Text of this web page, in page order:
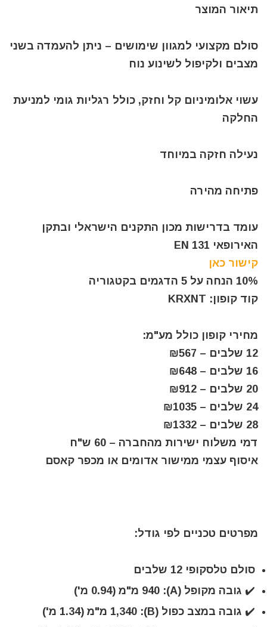
תיאור המוצר
סולם מקצועי למגוון שימושים – ניתן להעמדה בשני
מצבים ולקיפול לשינוע נוח
עשוי אלומיניום קל וחזק, כולל רגליות גומי למניעת
החלקה
נעילה חזקה במיוחד
פתיחה מהירה
עומד בדרישות מכון התקנים הישראלי ובתקן
האירופאי EN 131
קישור כאן
10% הנחה על 5 הדגמים בקטגוריה
קוד קופון: KRXNT
מחירי קופון כולל מע"מ:
12 שלבים – ₪567
16 שלבים – ₪648
20 שלבים – ₪912
24 שלבים – ₪1035
28 שלבים – ₪1332
דמי משלוח ישירות מהחברה – 60 ש"ח
איסוף עצמי ממישור אדומים או מכפר קאסם
מפרטים טכניים לפי גודל:
סולם טלסקופי 12 שלבים
✔️ גובה מקופל (A): 940 מ"מ (0.94 מ')
✔️ גובה במצב כפול (B): 1,340 מ"מ (1.34 מ')